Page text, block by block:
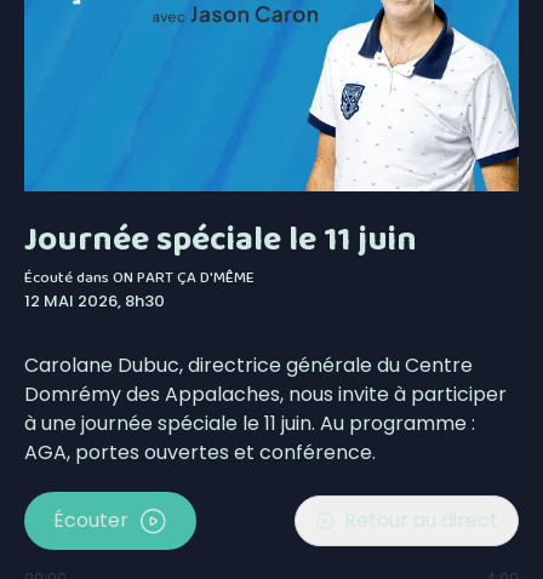
Journée spéciale le 11 juin
Écouté dansON PART ÇA D'MÊME
12 MAI 2026, 8h30
Carolane Dubuc, directrice générale du Centre
Domrémy des Appalaches, nous invite à participer
à une journée spéciale le 11 juin. Au programme :
AGA, portes ouvertes et conférence.
Écouter Retour au direct